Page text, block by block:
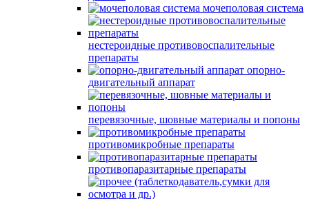
мочеполовая система
нестероидные противовоспалительные
препараты
опорно-
двигательный аппарат
перевязочные, шовные материалы и попоны
противомикробные препараты
противопаразитарные препараты